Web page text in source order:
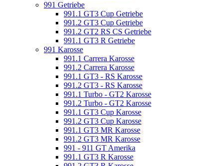
991 Getriebe
991.1 GT3 Cup Getriebe
991.2 GT3 Cup Getriebe
991.2 GT2 RS CS Getriebe
991.1 GT3 R Getriebe
991 Karosse
991.1 Carrera Karosse
991.2 Carrera Karosse
991.1 GT3 - RS Karosse
991.2 GT3 - RS Karosse
991.1 Turbo - GT2 Karosse
991.2 Turbo - GT2 Karosse
991.1 GT3 Cup Karosse
991.2 GT3 Cup Karosse
991.1 GT3 MR Karosse
991.2 GT3 MR Karosse
991 - 911 GT Amerika
991.1 GT3 R Karosse